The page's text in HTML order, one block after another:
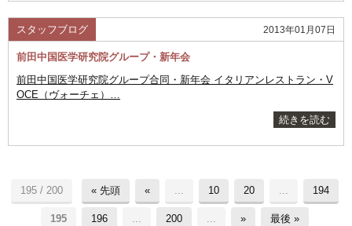
スタッフブログ 2013年01月07日
前田中国医学研究院グループ・新年会
前田中国医学研究院グループ合同・新年会 イタリアンレストラン・V
OCE（ヴォーチェ）…
続きを読む
195 / 200 « 先頭 « 10 20 194
195 196 200 » 最後 »